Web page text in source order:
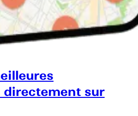
sur